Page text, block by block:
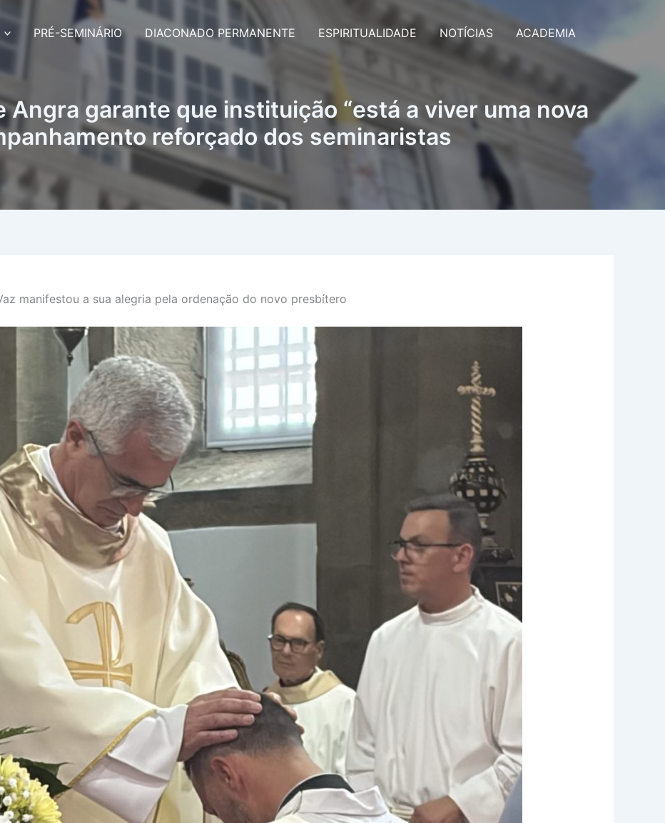
PRÉ-SEMINÁRIO DIACONADO PERMANENTE ESPIRITUALIDADE NOTÍCIAS
ACADEMIA
Angra garante que instituição “está a viver uma nova
reforçado dos seminaristas
manifestou a sua alegria pela ordenação do novo presbítero